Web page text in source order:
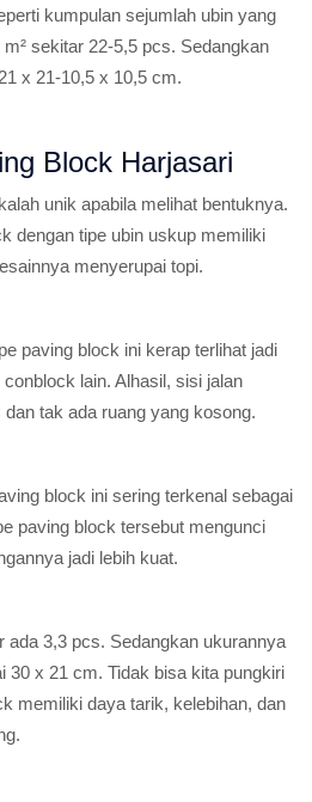
kumpulan sejumlah ubin yang
sekitar 22-5,5 pcs. Sedangkan
x 21-10,5 x 10,5 cm.
Block Harjasari
unik apabila melihat bentuknya.
dengan tipe ubin uskup memiliki
menyerupai topi.
paving block ini kerap terlihat jadi
lain. Alhasil, sisi jalan
tak ada ruang yang kosong.
block ini sering terkenal sebagai
paving block tersebut mengunci
jadi lebih kuat.
ada 3,3 pcs. Sedangkan ukurannya
30 x 21 cm. Tidak bisa kita pungkiri
memiliki daya tarik, kelebihan, dan